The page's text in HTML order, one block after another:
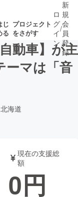
じ
る
プロジェクト
をさがす
が近いプ
書籍・雑誌
ロ
グ
イ
ン
/
新
規
会
員
登
録
動車】が主
ーマは「音
北海道
現在の支援総
額
0円